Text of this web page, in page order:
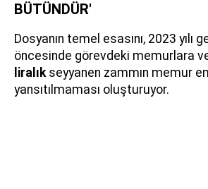
BÜTÜNDÜR'
Dosyanın temel esasını, 2023 yılı
öncesinde görevdeki memurlara
liralıkseyyanen zammın memur
yansıtılmaması oluşturuyor.